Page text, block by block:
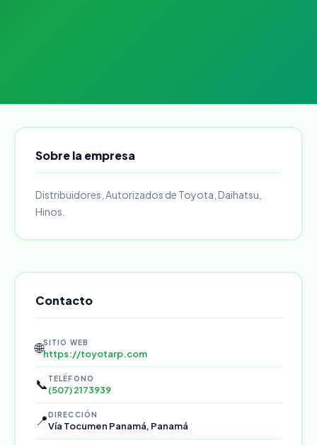
Sobre la empresa
Distribuidores, Autorizados de Toyota, Daihatsu,
Hinos.
Contacto
🌐SITIO WEB
https://toyotarp.com
📞 TELÉFONO
(507) 2173939
📍DIRECCIÓN
Vía Tocumen Panamá, Panamá